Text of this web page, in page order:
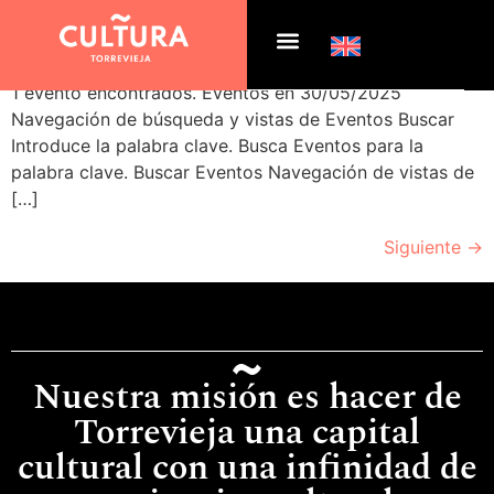
Archivos: Eventos
1 evento encontrados. Eventos en 30/05/2025
Navegación de búsqueda y vistas de Eventos Buscar
Introduce la palabra clave. Busca Eventos para la
palabra clave. Buscar Eventos Navegación de vistas de
[…]
Siguiente →
Nuestra misión es hacer de
Torrevieja una capital
cultural con una infinidad de